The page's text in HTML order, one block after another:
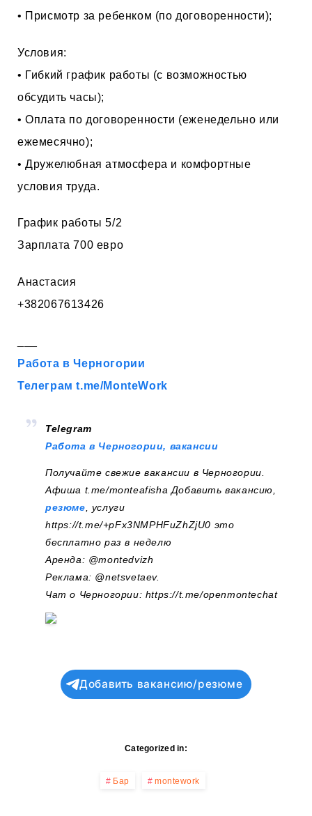
• Присмотр за ребенком (по договоренности);
Условия:
• Гибкий график работы (с возможностью
обсудить часы);
• Оплата по договоренности (еженедельно или
ежемесячно);
• Дружелюбная атмосфера и комфортные
условия труда.
График работы 5/2
Зарплата 700 евро
Анастасия
+382067613426
Работа в Черногории
Телеграм t.me/MonteWork
Telegram
Работа в Черногории, вакансии
Получайте свежие вакансии в Черногории.
Афиша t.me/monteafisha Добавить вакансию,
резюме , услуги
https://t.me/+pFx3NMPHFuZhZjU0 это
бесплатно раз в неделю
Аренда: @montedvizh
Реклама: @netsvetaev.
Чат о Черногории: https://t.me/openmontechat
Добавить вакансию/резюме
Categorized in:
Бар montework